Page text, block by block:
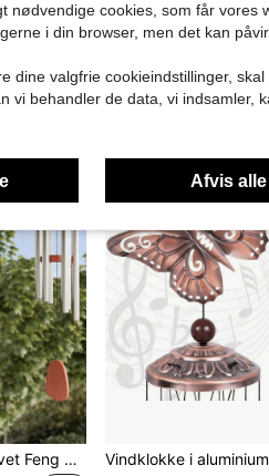
rumdekoration, gave til mors dag og fars dag, gaveæske ikke inkluderet Regnkæde i metal med rillede kopper, vintage bronzefarvet
1 stk. vintage bronzefarvet Feng Shui vindklokkevedhæng i legering, velegnet til haveindretning, klar og skarp lyd udendørs klokkedekoration, gave til mor, indendørs og udendørs indretning til terrasse og baghave
nødvendige cookies, som får vores
i din browser, men det kan
dine valgfrie cookieindstillinger,
vi behandler de data, vi indsamler,
Afvis alle